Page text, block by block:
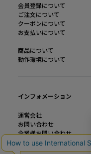
会員登録について
ご注文について
クーポンについて
お支払いについて
商品について
動作環境について
インフォメーション
運営会社
お問い合わせ
企業様お問い合わせ